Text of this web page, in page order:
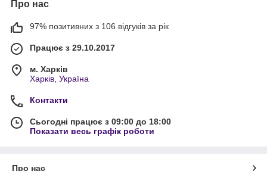
Про нас
97% позитивних з 106 відгуків за рік
Працює з 29.10.2017
м. Харків
Харків, Україна
Контакти
Сьогодні працює з 09:00 до 18:00
Показати весь графік роботи
Про нас